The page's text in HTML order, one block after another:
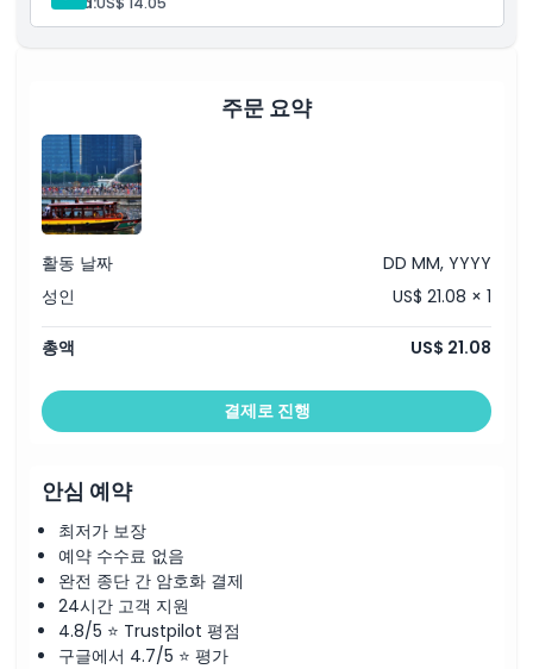
취소 정책
탑승 가이드 및 편안한 좌석 포함
주문 요약
활동 날짜
DD MM, YYYY
성인
US$ 21.08 × 1
총액 US$ 21.08
결제로 진행
안심 예약
최저가 보장
예약 수수료 없음
완전 종단 간 암호화 결제
24시간 고객 지원
4.8/5 ⭐ Trustpilot 평점
구글에서 4.7/5 ⭐ 평가